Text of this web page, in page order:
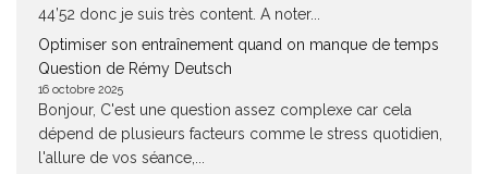
44’52 donc je suis très content. A noter...
Optimiser son entraînement quand on manque de temps
Question de Rémy Deutsch
16 octobre 2025
Bonjour, C'est une question assez complexe car cela
dépend de plusieurs facteurs comme le stress quotidien,
l'allure de vos séance,...